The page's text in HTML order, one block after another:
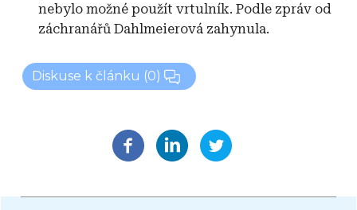
nebylo možné použít vrtulník. Podle zpráv od
záchranářů Dahlmeierová zahynula.
Diskuse k článku (0)